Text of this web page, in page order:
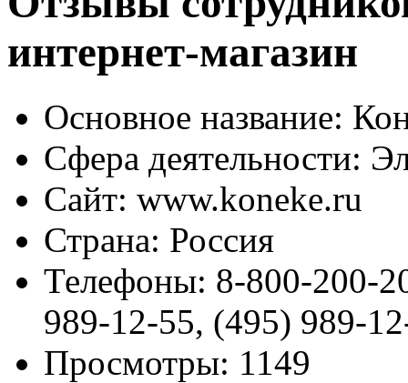
интернет-магазин
Основное название:
Сфера деятельности:
Сайт: www.koneke.ru
Страна: Россия
Телефоны: 8-800-200-
989-12-55, (495) 989-
Просмотры: 1149